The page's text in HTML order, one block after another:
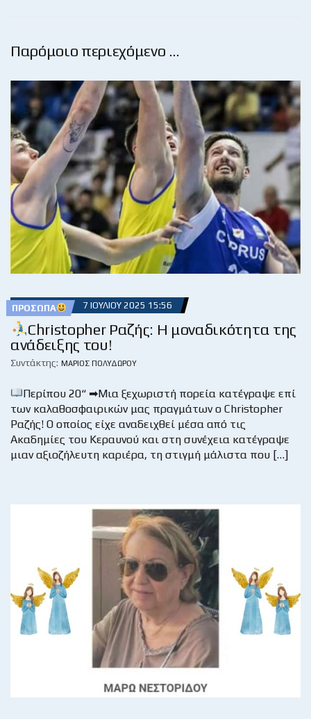
Παρόμοιο περιεχόμενο …
ΠΡΌΣΩΠΑ 7 ΙΟΥΛΊΟΥ 2025 15:56
Christopher Ραζής: Η μοναδικότητα της
ανάδειξης του!
Συντάκτης: ΜΆΡΙΟΣ ΠΟΛΥΔΏΡΟΥ
Περίπου 20“ ➡Μια ξεχωριστή πορεία κατέγραψε επί
των καλαθοσφαιρικών μας πραγμάτων ο Christopher
Ραζής! Ο οποίος είχε αναδειχθεί μέσα από τις
Ακαδημίες του Κεραυνού και στη συνέχεια κατέγραψε
μιαν αξιοζήλευτη καριέρα, τη στιγμή μάλιστα που […]